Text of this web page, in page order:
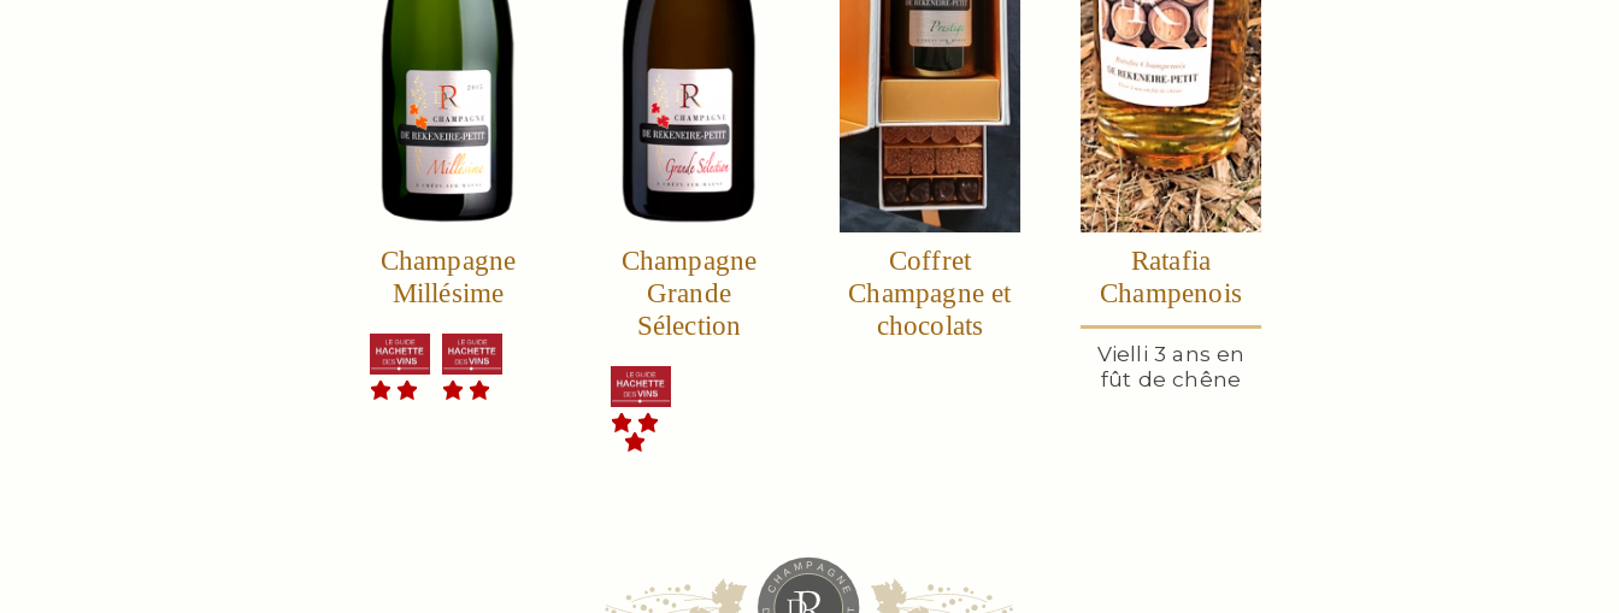
Champagne
Millésime
Champagne
Grande
Sélection
Coffret
Champagne et
chocolats
Ratafia
Champenois
Vielli 3 ans en
fût de chêne